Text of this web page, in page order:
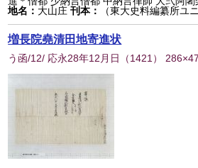
地名： 大山庄 刊本： （東大史料編纂所ユ
増長院堯清田地寄進状
う函/12/ 応永28年12月日 （1421 ）